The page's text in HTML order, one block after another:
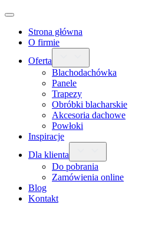
Strona główna
O firmie
Oferta
Blachodachówka
Panele
Trapezy
Obróbki blacharskie
Akcesoria dachowe
Powłoki
Inspiracje
Dla klienta
Do pobrania
Zamówienia online
Blog
Kontakt